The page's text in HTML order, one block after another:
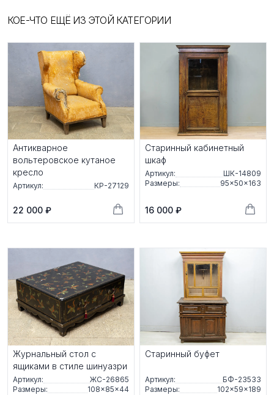
КОЕ-ЧТО ЕЩЁ ИЗ ЭТОЙ КАТЕГОРИИ
Антикварное
вольтеровское кутаное
кресло
Артикул: КР-27129
22 000 ₽
Старинный кабинетный
шкаф
Артикул:
ШК-14809
Размеры:
95×50×163
16 000 ₽
Журнальный стол с
ящиками в стиле шинуазри
Артикул:
ЖС-26865
Размеры:
108×85×44
Старинный буфет
Артикул:
БФ-23533
Размеры:
102×59×189